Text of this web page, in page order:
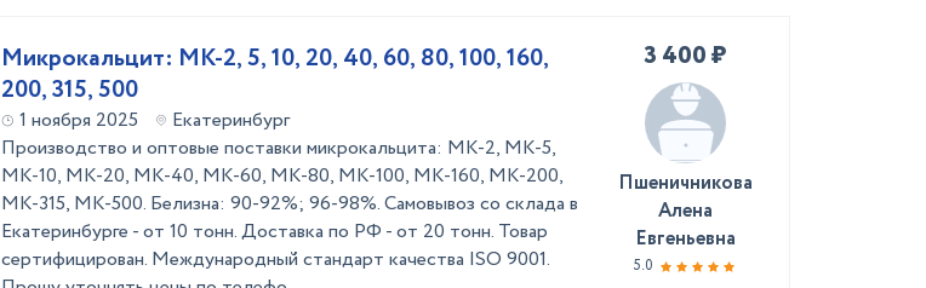
Микрокальцит: МК-2, 5, 10, 20, 40, 60, 80, 100, 160,
200, 315, 500
1 ноября 2025
Екатеринбург
Производство и оптовые поставки микрокальцита: МК-2, МК-5,
МК-10, МК-20, МК-40, МК-60, МК-80, МК-100, МК-160, МК-200,
МК-315, МК-500. Белизна: 90-92%; 96-98%. Самовывоз со склада в
Екатеринбурге - от 10 тонн. Доставка по РФ - от 20 тонн. Товар
сертифицирован. Международный стандарт качества ISO 9001.
3 400 ₽
Пшеничникова
Алена
Евгеньевна
5.0